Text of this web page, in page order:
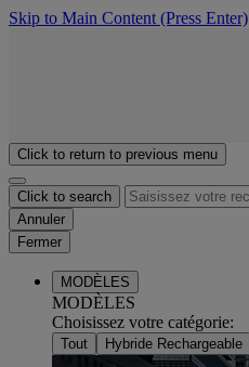
Skip to Main Content (Press Enter)
Click to return to previous menu
Click to search
Annuler
Fermer
MODÈLES
MODÈLES
Choisissez votre catégorie:
Tout Hybride Rechargeable